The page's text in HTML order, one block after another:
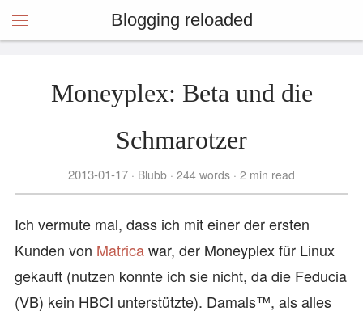
Blogging reloaded
Moneyplex: Beta und die
Schmarotzer
2013-01-17 Blubb 244 words 2 min read
Ich vermute mal, dass ich mit einer der ersten
Kunden von Matricawar, der Moneyplex für Linux
gekauft (nutzen konnte ich sie nicht, da die Feducia
(VB) kein HBCI unterstützte). Damals™, als alles